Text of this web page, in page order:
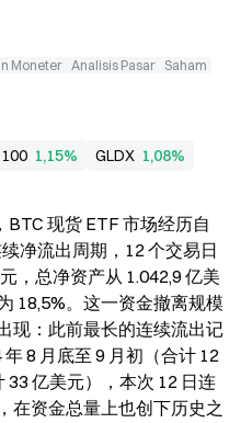
Moneter Analisis Pasar Saham
1,15% GLDX 1,08%
BTC 现货 ETF 市场经历自
净流出周期，12 个交易日
，总净资产从 1.042,9 亿美
18,5%。这一资金撤离规模
现：此前最长的连续流出记
8 月底至 9 月初（合计 12
33 亿美元），本次 12 日连
在资金总量上也创下历史之